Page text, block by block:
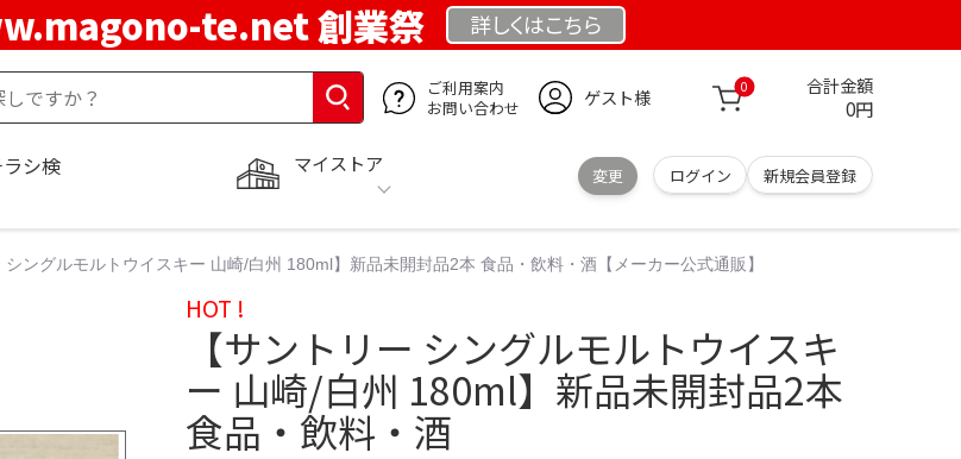
te.net 創業祭 詳しくはこちら
ご利用案内
お問い合わせ
ゲスト様 0 合計金額
0円
マイストア
変更 ログイン 新規会員登録
シ検
シングルモルトウイスキー 山崎/白州 180ml】新品未開封品2本 食品・飲料・酒【メーカー公式通販】
HOT !
【サントリー シングルモルトウイスキ
ー 山崎/白州 180ml】新品未開封品2本
食品・飲料・酒